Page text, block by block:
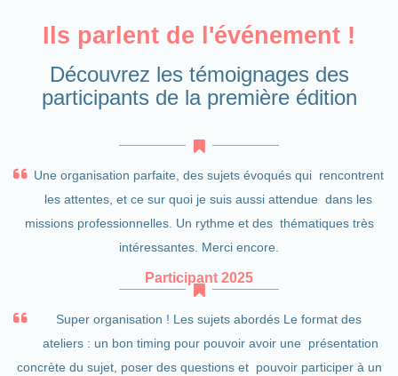
Ils parlent de l'événement !
Découvrez les témoignages des
participants de la première édition
Une organisation parfaite, des sujets évoqués qui rencontrent
les attentes, et ce sur quoi je suis aussi attendue dans les
missions professionnelles. Un rythme et des thématiques très
intéressantes. Merci encore.
Participant 2025
Super organisation ! Les sujets abordés Le format des
ateliers : un bon timing pour pouvoir avoir une présentation
concrète du sujet, poser des questions et pouvoir participer à un